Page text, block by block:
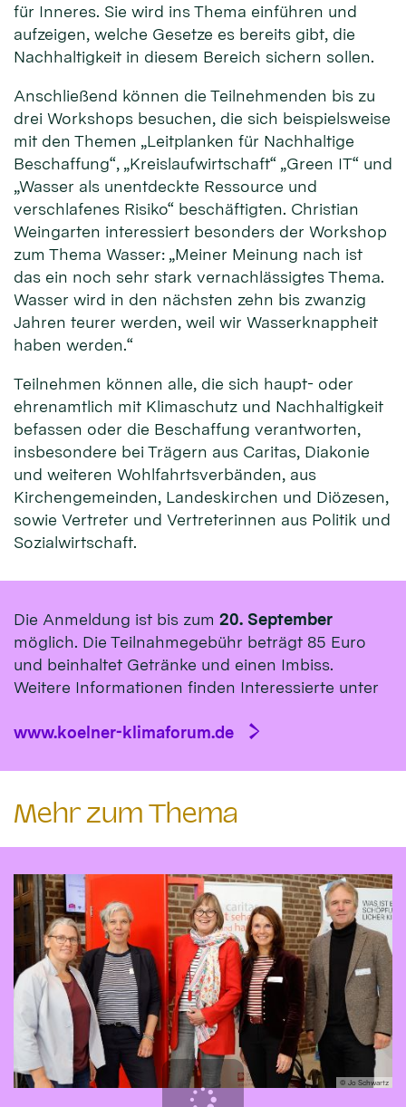
für Inneres. Sie wird ins Thema einführen und
aufzeigen, welche Gesetze es bereits gibt, die
Nachhaltigkeit in diesem Bereich sichern sollen.
Anschließend können die Teilnehmenden bis zu
drei Workshops besuchen, die sich beispielsweise
mit den Themen „Leitplanken für Nachhaltige
Beschaffung“, „Kreislaufwirtschaft“ „Green IT“ und
„Wasser als unentdeckte Ressource und
verschlafenes Risiko“ beschäftigten. Christian
Weingarten interessiert besonders der Workshop
zum Thema Wasser: „Meiner Meinung nach ist
das ein noch sehr stark vernachlässigtes Thema.
Wasser wird in den nächsten zehn bis zwanzig
Jahren teurer werden, weil wir Wasserknappheit
haben werden.“
Teilnehmen können alle, die sich haupt- oder
ehrenamtlich mit Klimaschutz und Nachhaltigkeit
befassen oder die Beschaffung verantworten,
insbesondere bei Trägern aus Caritas, Diakonie
und weiteren Wohlfahrtsverbänden, aus
Kirchengemeinden, Landeskirchen und Diözesen,
sowie Vertreter und Vertreterinnen aus Politik und
Sozialwirtschaft.
Die Anmeldung ist bis zum 20. September
möglich. Die Teilnahmegebühr beträgt 85 Euro
und beinhaltet Getränke und einen Imbiss.
Weitere Informationen finden Interessierte unter
www.koelner-klimaforum.de
Mehr zum Thema
© Jo Schwartz